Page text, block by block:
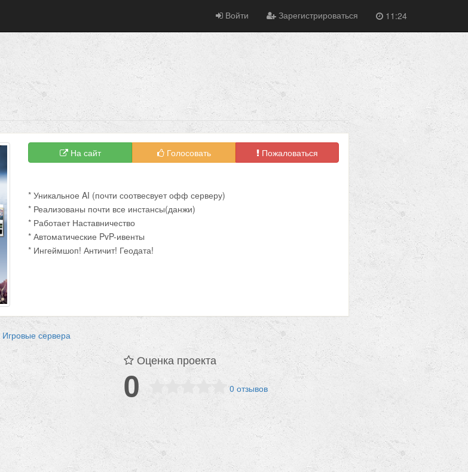
Войти Зарегистрироваться 11:24
На сайт Голосовать Пожаловаться
* Уникальное AI (почти соотвесвует офф серверу)
* Реализованы почти все инстансы(данжи)
* Работает Наставничество
* Автоматические PvP-ивенты
* Ингеймшоп! Античит! Геодата!
Игровые сервера
Оценка проекта
0 0 отзывов